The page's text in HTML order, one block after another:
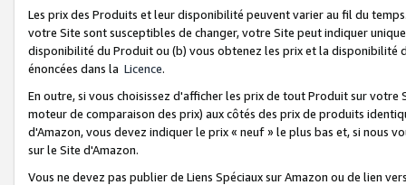
Les prix des Produits et leur disponibilité peuvent varier au fil du
votre Site sont susceptibles de changer, votre Site peut indiquer
disponibilité du Produit ou (b) vous obtenez les prix et la disponibilité
énoncées dans la Licence.
En outre, si vous choisissez d'afficher les prix de tout Produit sur
moteur de comparaison des prix) aux côtés des prix de produits
d'Amazon, vous devez indiquer le prix « neuf » le plus bas et, si nous
sur le Site d'Amazon.
Vous ne devez pas publier de Liens Spéciaux sur Amazon ou de lien